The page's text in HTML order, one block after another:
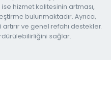
hizmet kalitesinin artması,
bulunmaktadır. Ayrıca,
ve genel refahı destekler.
sağlar.